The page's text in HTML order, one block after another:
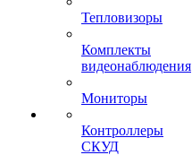
Тепловизоры
Комплекты
видеонаблюдения
Мониторы
Контроллеры
СКУД